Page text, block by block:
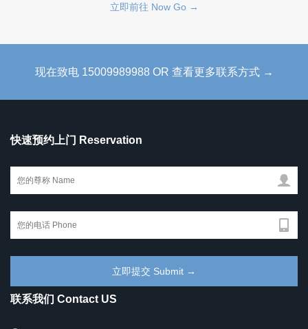
立即前往 Now Go →
现在致电 15009989988 OR 查看更多联系方式 →
快速预约上门 Reservation
联系我们 Contact US